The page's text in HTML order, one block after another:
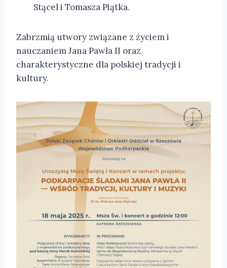
Stącel i Tomasza Piątka.
Zabrzmią utwory związane z życiem i
nauczaniem Jana Pawła II oraz
charakterystyczne dla polskiej tradycji i
kultury.